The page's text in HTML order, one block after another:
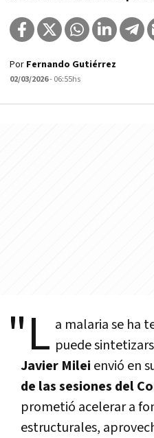
Por Fernando Gutiérrez
02/03/2026- 06:55hs
"L a malaria se ha
puede
Javier Milei envió en
de las sesiones del
prometió acelerar a
estructurales,